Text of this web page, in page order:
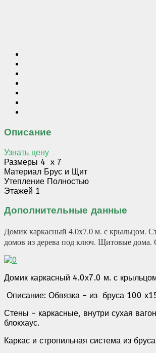
Описание
Узнать цену
Размеры 4 x 7
Материал Брус и Щит
Утепление Полностью
Этажей 1
Дополнительные данные
Домик каркасный 4.0х7.0 м. с крыльцом.
домов из дерева под ключ. Щитовые дома.
Домик каркасный 4.0х7.0 м. с
Описание: Обвязка – из бруса 100
Стены – каркасные, внутри сухая
блокхаус.
Каркас и стропильная система из